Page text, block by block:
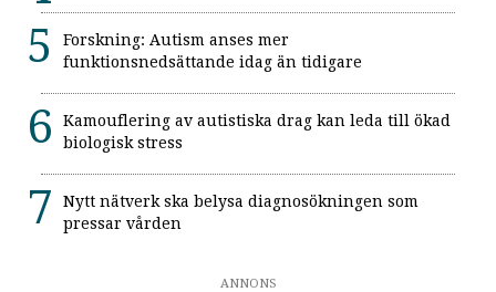
Forskning: Autism anses mer
funktionsnedsättande idag än tidigare
Kamouflering av autistiska drag kan leda till ökad
biologisk stress
Nytt nätverk ska belysa diagnosökningen som
pressar vården
ANNONS